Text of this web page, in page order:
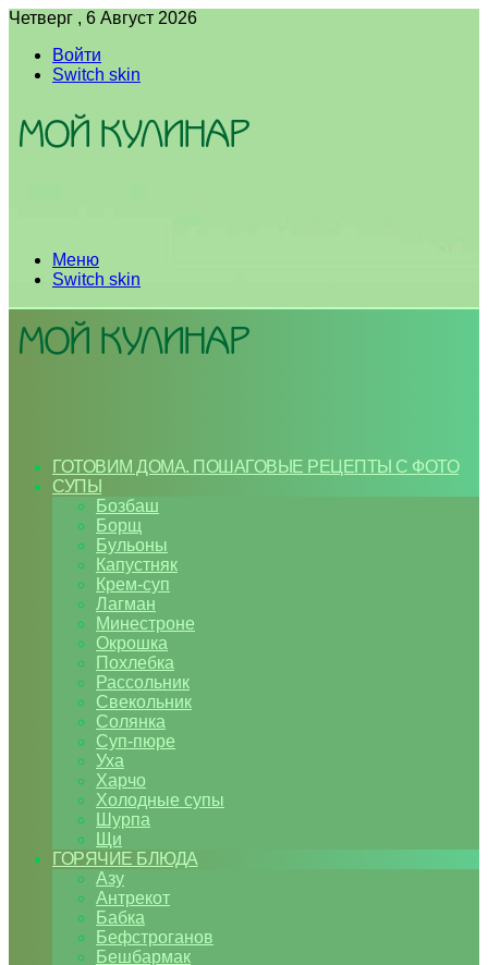
Четверг , 6 Август 2026
Войти
Switch skin
Меню
Switch skin
ГОТОВИМ ДОМА. ПОШАГОВЫЕ РЕЦЕПТЫ С ФОТО
СУПЫ
Бозбаш
Борщ
Бульоны
Капустняк
Крем-суп
Лагман
Минестроне
Окрошка
Похлебка
Рассольник
Свекольник
Солянка
Суп-пюре
Уха
Харчо
Холодные супы
Шурпа
Щи
ГОРЯЧИЕ БЛЮДА
Азу
Антрекот
Бабка
Бефстроганов
Бешбармак